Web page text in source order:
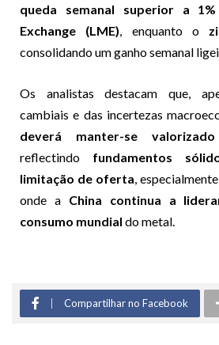
queda semanal superior a 1%
Exchange (LME) , enquanto o
consolidando um ganho semanal
Os analistas destacam que,
cambiais e das incertezas
deverá manter-se
reflectindo fundamentos
limitação de oferta ,
onde a China continua a
consumo mundial do metal.
Compartilhar no Facebook